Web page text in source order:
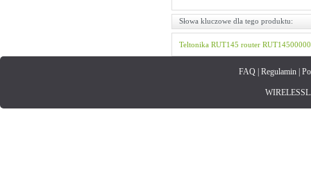
Słowa kluczowe dla tego produktu:
Teltonika RUT145 router
FAQ| Regulamin|